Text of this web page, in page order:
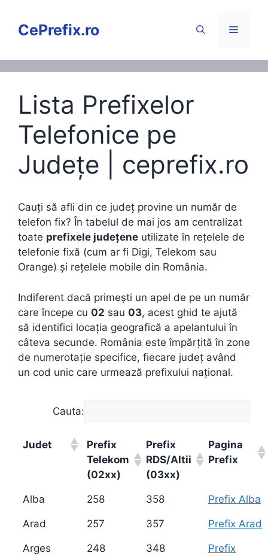
conținutCePrefix.ro Meniu
Lista Prefixelor
Telefonice pe
Județe | ceprefix.ro
Cauți să afli din ce județ provine un număr de
telefon fix? În tabelul de mai jos am centralizat
toate prefixele județene utilizate în rețelele de
telefonie fixă (cum ar fi Digi, Telekom sau
Orange) și rețelele mobile din România.
Indiferent dacă primești un apel de pe un număr
care începe cu 02 sau 03, acest ghid te ajută
să identifici locația geografică a apelantului în
câteva secunde. România este împărțită în zone
de numerotație specifice, fiecare județ având
un cod unic care urmează prefixului național.
Cauta:
Judet
Prefix
Telekom
(02xx)
Prefix
RDS/Altii
(03xx)
Pagina
Prefix
Alba 258 358 Prefix Alba
Arad 257 357 Prefix Arad
Arges 248 348
Prefix